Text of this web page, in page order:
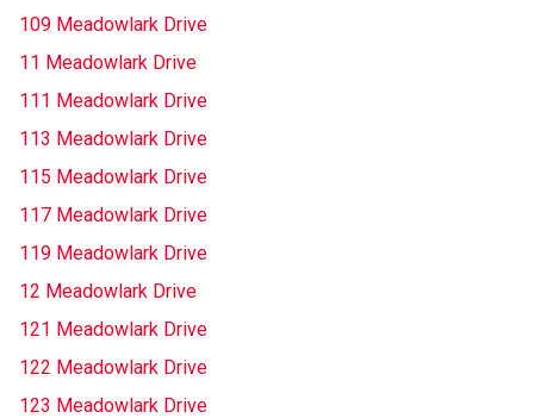
109 Meadowlark Drive
11 Meadowlark Drive
111 Meadowlark Drive
113 Meadowlark Drive
115 Meadowlark Drive
117 Meadowlark Drive
119 Meadowlark Drive
12 Meadowlark Drive
121 Meadowlark Drive
122 Meadowlark Drive
123 Meadowlark Drive